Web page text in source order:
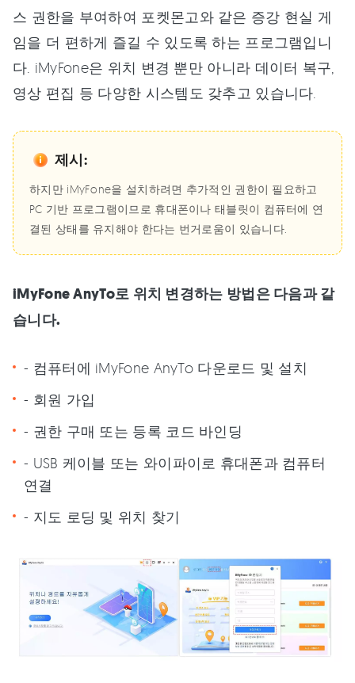
스 권한을 부여하여 포켓몬고와 같은 증강 현실 게
임을 더 편하게 즐길 수 있도록 하는 프로그램입니
다. iMyFone은 위치 변경 뿐만 아니라 데이터 복구,
영상 편집 등 다양한 시스템도 갖추고 있습니다.
제시:
하지만 iMyFone을 설치하려면 추가적인 권한이 필요하고
PC 기반 프로그램이므로 휴대폰이나 태블릿이 컴퓨터에 연
결된 상태를 유지해야 한다는 번거로움이 있습니다.
iMyFone AnyTo로 위치 변경하는 방법은 다음과 같
습니다.
- 컴퓨터에 iMyFone AnyTo 다운로드 및 설치
- 회원 가입
- 권한 구매 또는 등록 코드 바인딩
- USB 케이블 또는 와이파이로 휴대폰과 컴퓨터
연결
- 지도 로딩 및 위치 찾기